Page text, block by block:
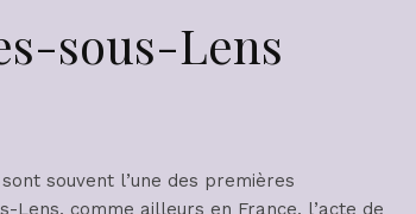
sous-Lens
souvent l’une des premières
Lens, comme ailleurs en France, l’acte de